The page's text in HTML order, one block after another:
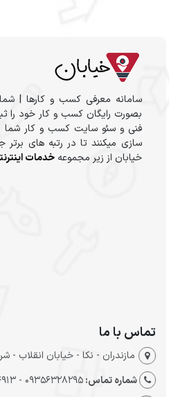
سامانه معرفی کسب و کارها |
بصورت رایگان کسب و کار خود را
فنی و سئو سایت کسب و کار شما
سازی میکنند تا در رتبه های
خیابان از زیر مجموعهخدمات
تماس با ما
مازندران - نکا - خیابان انقلاب -
شماره تماس:09356328295 - 01191014913